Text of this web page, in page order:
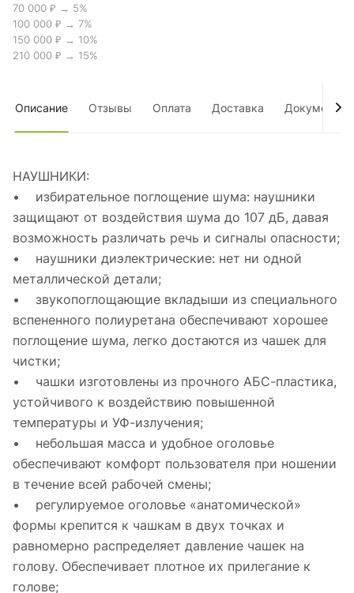
70 000 ₽ → 5%
100 000 ₽ → 7%
150 000 ₽ → 10%
210 000 ₽ → 15%
Описание Отзывы Оплата Доставка Документы
НАУШНИКИ:
• избирательное поглощение шума: наушники
защищают от воздействия шума до 107 дБ, давая
возможность различать речь и сигналы опасности;
• наушники диэлектрические: нет ни одной
металлической детали;
• звукопоглощающие вкладыши из специального
вспененного полиуретана обеспечивают хорошее
поглощение шума, легко достаются из чашек для
чистки;
• чашки изготовлены из прочного AБС-пластика,
устойчивого к воздействию повышенной
температуры и УФ-излучения;
• небольшая масса и удобное оголовье
обеспечивают комфорт пользователя при ношении
в течение всей рабочей смены;
• регулируемое оголовье «анатомической»
формы крепится к чашкам в двух точках и
равномерно распределяет давление чашек на
голову. Обеспечивает плотное их прилегание к
голове;